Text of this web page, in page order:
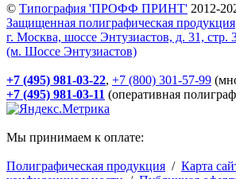
© Типография 'ПРОФФ ПРИНТ' 2012-
Защищенная полиграфическая продукция
г. Москва, шоссе Энтузиастов, д. 31, стр.
(м. Шоссе Энтузиастов)
+7 (495) 981-03-22, +7 (800) 301-57-99
+7 (495) 981-03-11 (оперативная
Мы принимаем к оплате:
Полиграфическая продукция / Карта